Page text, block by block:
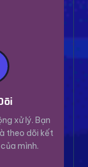
xử lý. Bạn
theo dõi kết
mình.